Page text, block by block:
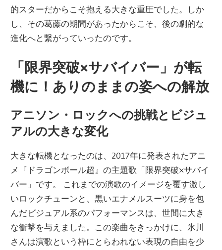
的スターだからこそ抱える大きな重圧でした。しか
し、その葛藤の期間があったからこそ、後の劇的な
進化へと繋がっていったのです。
「限界突破×サバイバー」が転
機に！ありのままの姿への解放
アニソン・ロックへの挑戦とビジュ
アルの大きな変化
大きな転機となったのは、2017年に発表されたアニ
メ『ドラゴンボール超』の主題歌「限界突破×サバイ
バー」です。 これまでの演歌のイメージを覆す激し
いロックチューンと、黒いエナメルスーツに身を包
んだビジュアル系のパフォーマンスは、世間に大き
な衝撃を与えました。この楽曲をきっかけに、氷川
さんは演歌という枠にとらわれない表現の自由を少